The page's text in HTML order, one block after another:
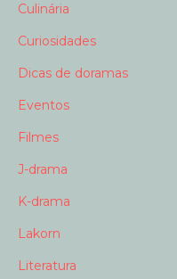
Culinária
Curiosidades
Dicas de doramas
Eventos
Filmes
J-drama
K-drama
Lakorn
Literatura